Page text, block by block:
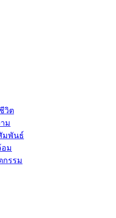
วิต
ม
มพันธ์
อม
กรรม